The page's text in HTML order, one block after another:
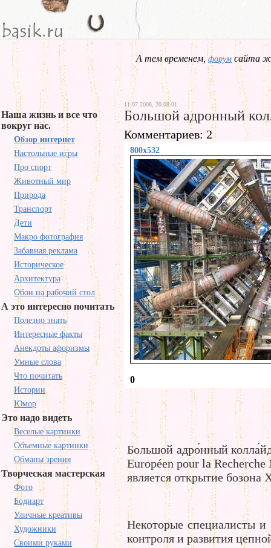
А тем временем,форум сайта
Наша жизнь и все что
вокруг нас.
Обзор интернет
Настольные игры
Про спорт
Животный мир
Природа
Транспорт
Дети
Макро фотография
Забавная реклама
Историческое
Архитектура
Обои на рабочий стол
А это интересно почитать
Полезно знать
Интересные факты
Анекдоты афоризмы
Умные слова
Что почитать
Истории
Юмор
Это надо видеть
Веселые картинки
Объемные картинки
Обманы зрения
Творческая мастерская
Фото
Бодиарт
Уличные креативы
Художники
Своими руками
11.07.2008, 20.08.01
Большой адронный
Комментариев: 2
800x532
0
Большой адро́нный
Européen pour la
является открытие
Некоторые специалисты и
контроля и развития